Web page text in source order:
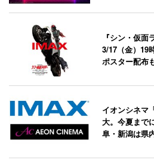
『シン・仮
3/17（金）19
ポスター配布
イオンシネマ
大。今夏まで
阜・新潟は県